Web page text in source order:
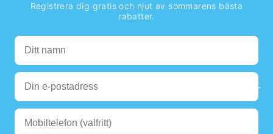
🌊
☀️
Registrera dig gratis och njut av sommarens bästa
rabatter.